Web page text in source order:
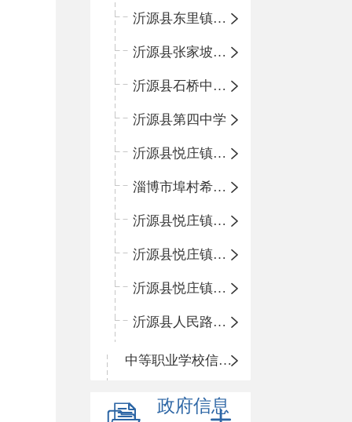
沂源县东里镇中心小学
沂源县张家坡中心学校
沂源县石桥中心学校
沂源县第四中学
沂源县悦庄镇中心小学
淄博市埠村希望小学
沂源县悦庄镇青龙山小学
沂源县悦庄镇鲍庄完小
沂源县悦庄镇赵庄小学
沂源县人民路小学
中等职业学校信息公开
政府信息